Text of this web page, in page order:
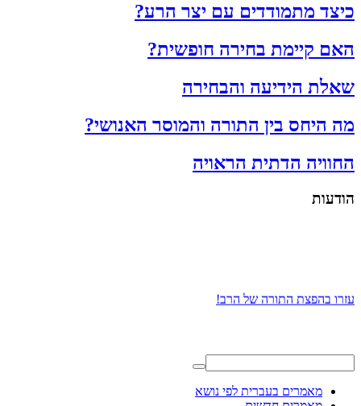
כיצד מתמודדים עם יצר הרע?
האם קיימת בחירה חופשית?
שאלת הידיעה והבחירה
מה היחס בין התורה והמוסר האנושי?
החוויה הדתית הראויה
הודעות
עזרו בהפצת התורה של הרב!
מאמרים בעברית לפי נושא